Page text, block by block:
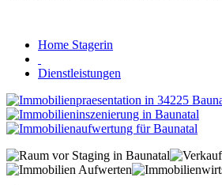
Home Stagerin
Dienstleistungen